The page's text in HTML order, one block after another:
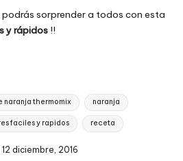
podrás sorprender a todos con esta
y rápidos !!
naranja thermomix naranja
faciles y rapidos receta
diciembre, 2016